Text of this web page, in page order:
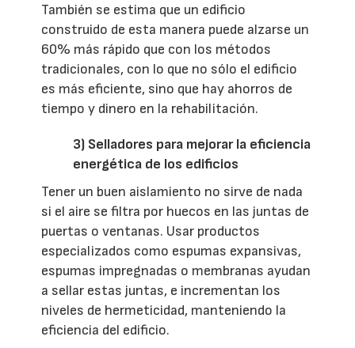
También se estima que un edificio
construido de esta manera puede alzarse un
60% más rápido que con los métodos
tradicionales, con lo que no sólo el edificio
es más eficiente, sino que hay ahorros de
tiempo y dinero en la rehabilitación.
3) Selladores para mejorar la eficiencia
energética de los edificios
Tener un buen aislamiento no sirve de nada
si el aire se filtra por huecos en las juntas de
puertas o ventanas. Usar productos
especializados como espumas expansivas,
espumas impregnadas o membranas ayudan
a sellar estas juntas, e incrementan los
niveles de hermeticidad, manteniendo la
eficiencia del edificio.